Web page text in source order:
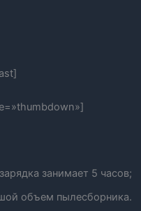
занимает 5 часов;
объем пылесборника.